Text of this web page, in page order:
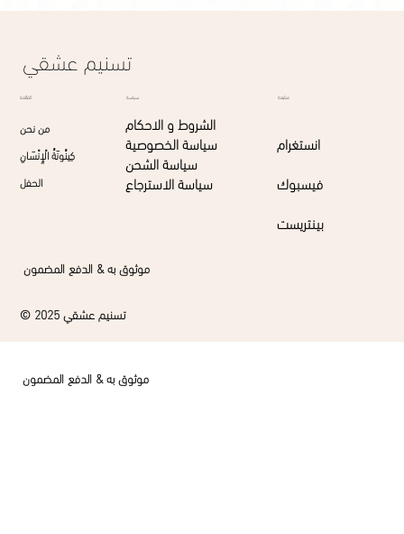
موثوق به & الدفع المضمون
تسنيم عشقي
موثوق به & الدفع المضمون
من نحن
كِينُونَةُ الْإِنْسَانِ
الحفل
القائمة
الشروط و الاحكام
سياسة الخصوصية
سياسة الشحن
سياسة الاسترجاع
سياسة
انستغرام
فيسبوك
بينتريست
متابعة
© 2025 تسنيم عشقي